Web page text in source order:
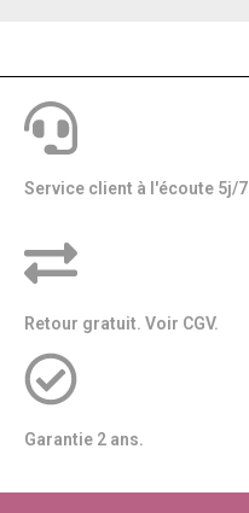
Service client à l'écoute 5j/7
Retour gratuit. Voir CGV.
Garantie 2 ans.